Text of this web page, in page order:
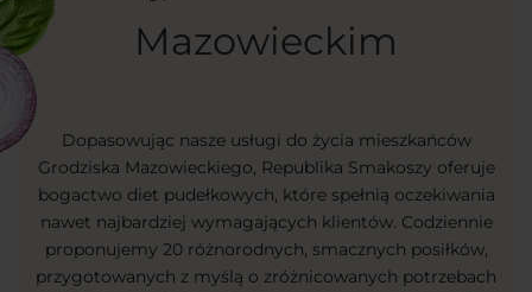
Mazowieckim
Dopasowując nasze usługi do życia mieszkańców
Grodziska Mazowieckiego, Republika Smakoszy oferuje
bogactwo diet pudełkowych, które spełnią oczekiwania
nawet najbardziej wymagających klientów. Codziennie
proponujemy 20 różnorodnych, smacznych posiłków,
przygotowanych z myślą o zróżnicowanych potrzebach